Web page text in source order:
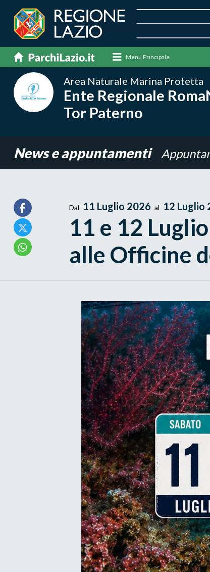
Menu Principale
Area Naturale Marina Protetta
Ente Regionale
Tor Paterno
News e appuntamenti
Dal 11 Luglio 2026 al 12 Luglio
11 e 12
alle Officine